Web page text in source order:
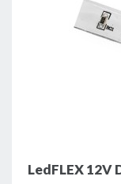
LedFLEX 12V